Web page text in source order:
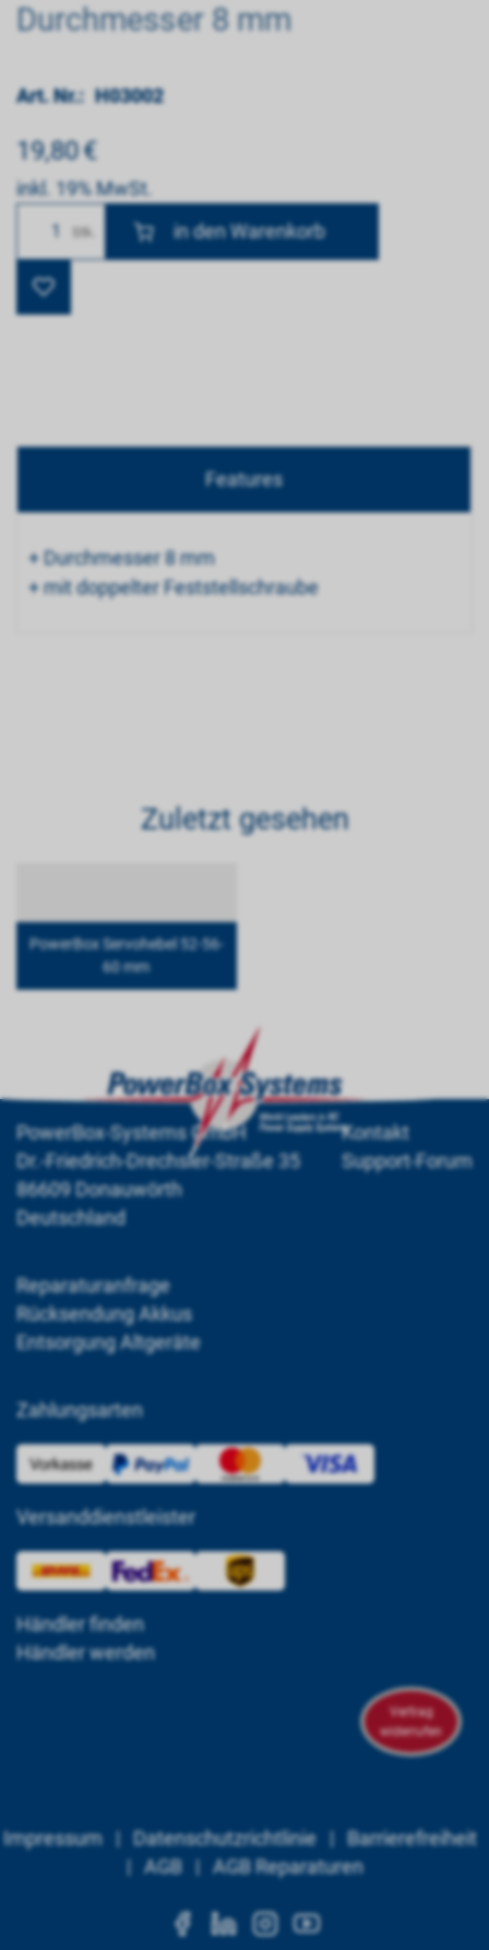
Durchmesser 8 mm
Art. Nr.: H03002
19,80€
inkl. 19% MwSt.
Anzahl Stk.
Features
+ Durchmesser 8 mm
+ mit doppelter Feststellschraube
Zuletzt gesehen
PowerBox Servohebel 52-56-
60 mm
PowerBox-Systems GmbH
Dr.-Friedrich-Drechsler-Straße 35
86609 Donauwörth
Deutschland
Kontakt
Support-Forum
Reparaturanfrage
Rücksendung Akkus
Entsorgung Altgeräte
Zahlungsarten
Versanddienstleister
Händler finden
Händler werden
Vertrag
widerrufen
Impressum| Datenschutzrichtlinie| Barrierefreiheit
|AGB|AGB Reparaturen
https://
https://https://https://